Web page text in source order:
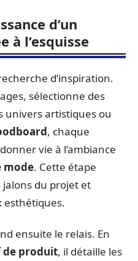
d’un
à l’esquisse
d’inspiration.
sélectionne des
univers artistiques ou
, chaque
vie à l’ambiance
mode. Cette étape
jalons du projet et
esthétiques.
ensuite le relais. En
de produit, il détaille les